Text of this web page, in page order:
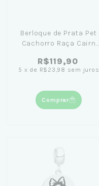
Berloque de Prata Pet
Cachorro Raça Cairn
R$119,90
5 x de R$23,98 sem juros
Comprar